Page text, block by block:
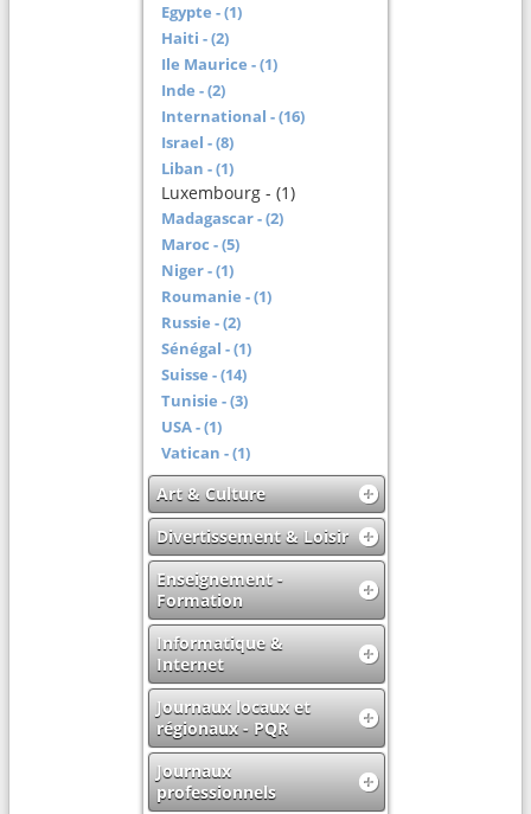
Egypte - (1)
Haiti - (2)
Ile Maurice - (1)
Inde - (2)
International - (16)
Israel - (8)
Liban - (1)
Luxembourg - (1)
Madagascar - (2)
Maroc - (5)
Niger - (1)
Roumanie - (1)
Russie - (2)
Sénégal - (1)
Suisse - (14)
Tunisie - (3)
USA - (1)
Vatican - (1)
Art & Culture
Divertissement & Loisir
Enseignement -
Formation
Informatique &
Internet
Journaux locaux et
régionaux - PQR
Journaux
professionnels